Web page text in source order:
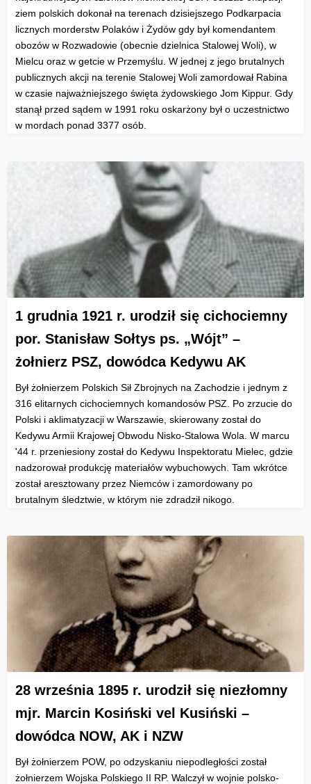
ziem polskich dokonał na terenach dzisiejszego Podkarpacia
licznych morderstw Polaków i Żydów gdy był komendantem
obozów w Rozwadowie (obecnie dzielnica Stalowej Woli), w
Mielcu oraz w getcie w Przemyślu. W jednej z jego brutalnych
publicznych akcji na terenie Stalowej Woli zamordował Rabina
w czasie najważniejszego święta żydowskiego Jom Kippur. Gdy
stanął przed sądem w 1991 roku oskarżony był o uczestnictwo
w mordach ponad 3377 osób.
1 grudnia 1921 r. urodził się cichociemny
por. Stanisław Sołtys ps. „Wójt” –
żołnierz PSZ, dowódca Kedywu AK
Był żołnierzem Polskich Sił Zbrojnych na Zachodzie i jednym z
316 elitarnych cichociemnych komandosów PSZ. Po zrzucie do
Polski i aklimatyzacji w Warszawie, skierowany został do
Kedywu Armii Krajowej Obwodu Nisko-Stalowa Wola. W marcu
'44 r. przeniesiony został do Kedywu Inspektoratu Mielec, gdzie
nadzorował produkcję materiałów wybuchowych. Tam wkrótce
został aresztowany przez Niemców i zamordowany po
brutalnym śledztwie, w którym nie zdradził nikogo.
28 września 1895 r. urodził się niezłomny
mjr. Marcin Kosiński vel Kusiński –
dowódca NOW, AK i NZW
Był żołnierzem POW, po odzyskaniu niepodległości został
żołnierzem Wojska Polskiego II RP. Walczył w wojnie polsko-